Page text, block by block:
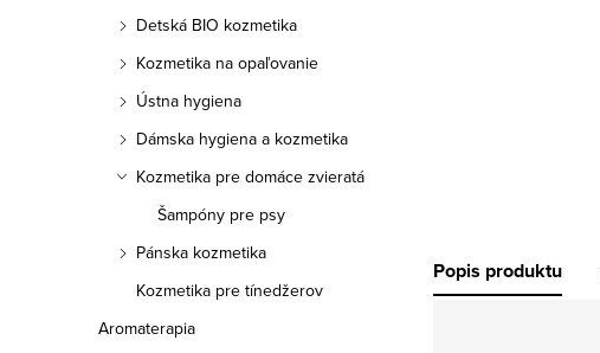
Detská BIO kozmetika
Kozmetika na opaľovanie
Ústna hygiena
Dámska hygiena a kozmetika
Kozmetika pre domáce zvieratá
Šampóny pre psy
Pánska kozmetika
Kozmetika pre tínedžerov
Aromaterapia
Popis produktu